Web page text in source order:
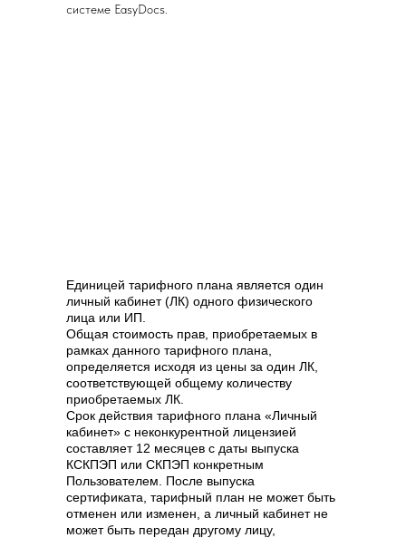
системе EasyDocs.
Единицей тарифного плана является один
личный кабинет (ЛК) одного физического
лица или ИП.
Общая стоимость прав, приобретаемых в
рамках данного тарифного плана,
определяется исходя из цены за один ЛК,
соответствующей общему количеству
приобретаемых ЛК.
Срок действия тарифного плана «Личный
кабинет» с неконкурентной лицензией
составляет 12 месяцев с даты выпуска
КСКПЭП или СКПЭП конкретным
Пользователем. После выпуска
сертификата, тарифный план не может быть
отменен или изменен, а личный кабинет не
может быть передан другому лицу,